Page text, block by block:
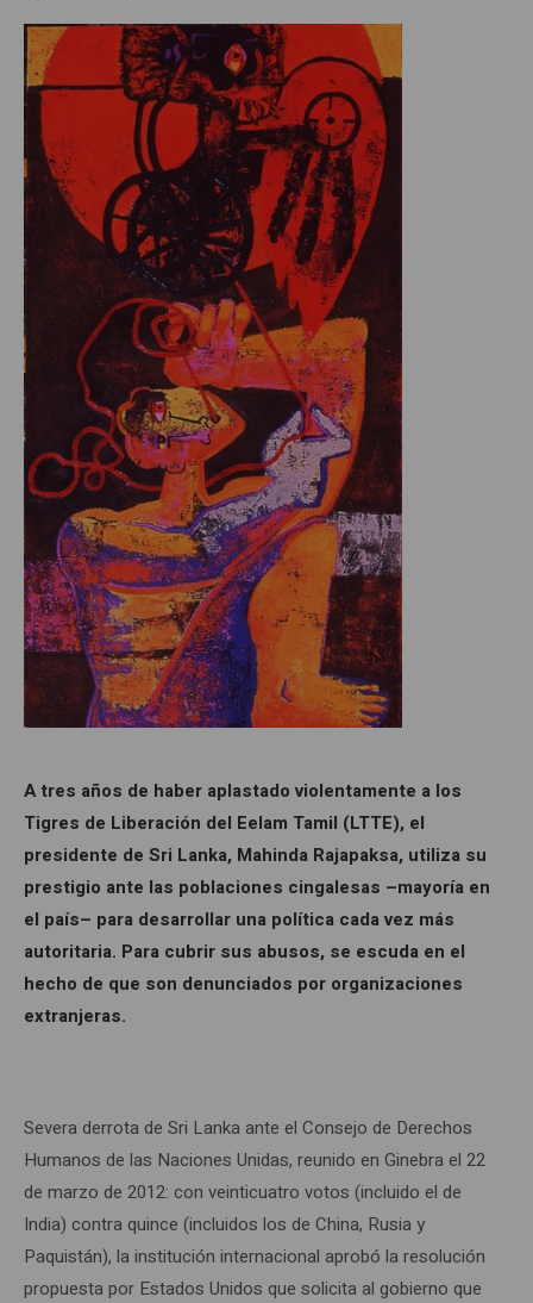
A tres años de haber aplastado violentamente a los
Tigres de Liberación del Eelam Tamil (LTTE), el
presidente de Sri Lanka, Mahinda Rajapaksa, utiliza su
prestigio ante las poblaciones cingalesas –mayoría en
el país– para desarrollar una política cada vez más
autoritaria. Para cubrir sus abusos, se escuda en el
hecho de que son denunciados por organizaciones
extranjeras.
Severa derrota de Sri Lanka ante el Consejo de Derechos
Humanos de las Naciones Unidas, reunido en Ginebra el 22
de marzo de 2012: con veinticuatro votos (incluido el de
India) contra quince (incluidos los de China, Rusia y
Paquistán), la institución internacional aprobó la resolución
propuesta por Estados Unidos que solicita al gobierno que